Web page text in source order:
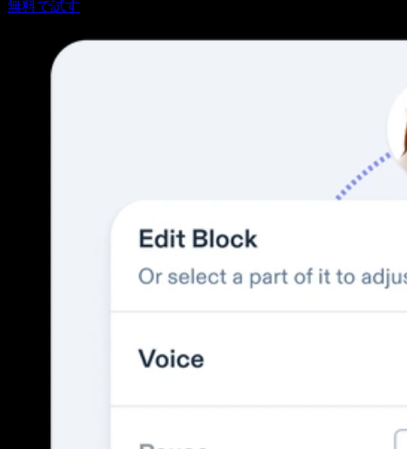
無料で試す